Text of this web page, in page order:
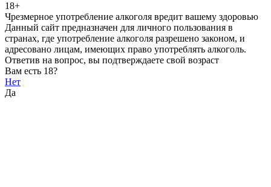
18+
Чрезмерное употребление алкоголя вредит вашему здоровью
Данный сайт предназначен для личного пользования в
странах, где употребление алкоголя разрешено законом, и
адресовано лицам, имеющих право употреблять алкоголь.
Ответив на вопрос, вы подтверждаете свой возраст
Вам есть 18?
Нет
Да